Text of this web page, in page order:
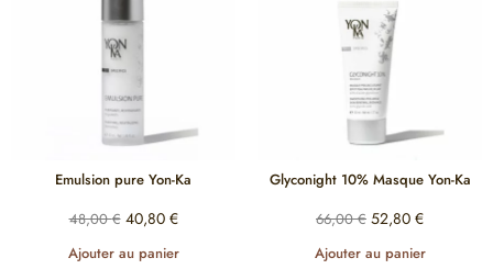
Emulsion pure Yon-Ka
48,00€ 40,80 €
Ajouter au panier
Glyconight 10% Masque Yon-Ka
66,00€ 52,80 €
Ajouter au panier